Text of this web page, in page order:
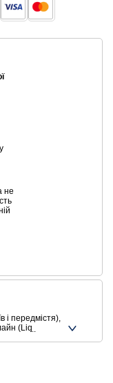
не
і передмістя),
(Liqpay,